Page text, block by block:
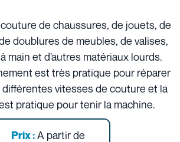
de chaussures, de jouets, de
doublures de meubles, de valises,
main et d’autres matériaux lourds.
est très pratique pour réparer
différentes vitesses de couture et la
pratique pour tenir la machine.
Prix :A partir de